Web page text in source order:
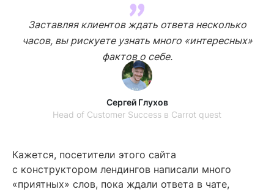
Заставляя клиентов ждать ответа несколько
часов, вы рискуете узнать много «интересных»
фактов о себе.
Сергей Глухов
Head of Customer Success в Carrot quest
Кажется, посетители этого сайта
с конструктором лендингов написали много
«приятных» слов, пока ждали ответа в чате,